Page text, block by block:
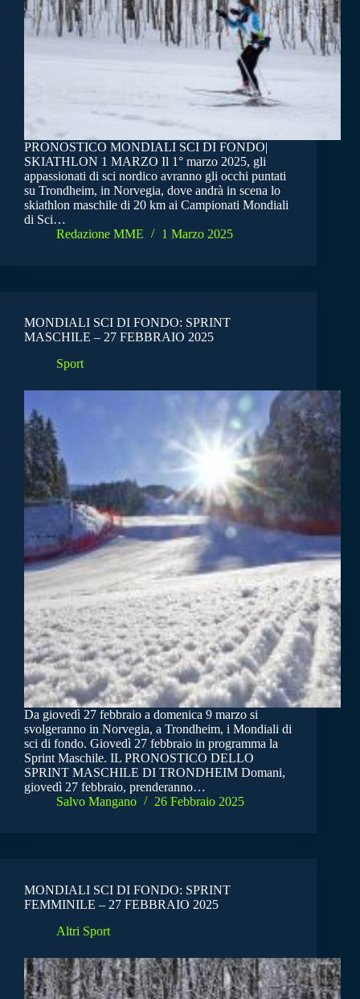
PRONOSTICO MONDIALI SCI DI FONDO|
SKIATHLON 1 MARZO Il 1° marzo 2025, gli
appassionati di sci nordico avranno gli occhi puntati
su Trondheim, in Norvegia, dove andrà in scena lo
skiathlon maschile di 20 km ai Campionati Mondiali
di Sci…
Redazione MME
1 Marzo 2025
MONDIALI SCI DI FONDO: SPRINT
MASCHILE – 27 FEBBRAIO 2025
Sport
Da giovedì 27 febbraio a domenica 9 marzo si
svolgeranno in Norvegia, a Trondheim, i Mondiali di
sci di fondo. Giovedì 27 febbraio in programma la
Sprint Maschile. IL PRONOSTICO DELLO
SPRINT MASCHILE DI TRONDHEIM Domani,
giovedì 27 febbraio, prenderanno…
Salvo Mangano
26 Febbraio 2025
MONDIALI SCI DI FONDO: SPRINT
FEMMINILE – 27 FEBBRAIO 2025
Altri Sport